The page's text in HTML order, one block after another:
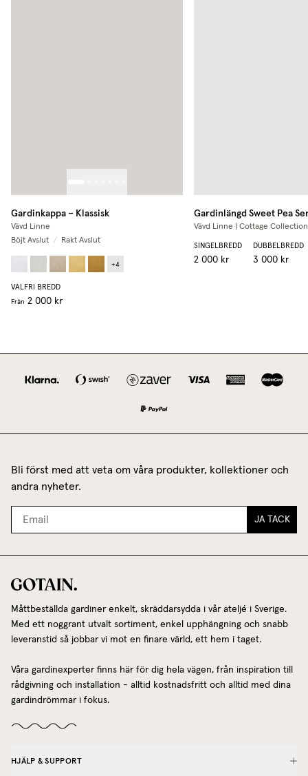
Gardinkappa – Klassisk
Vävd Linne
Böjt Avslut / Rakt Avslut
+4
VALFRI BREDD
Från 2 000 kr
GardinlängdSweet Pea
Vävd Linne | Cottage Collection
SINGELBREDD
2 000 kr
DUBBELBREDD
3 000 kr
Bli först med att veta om våra produkter, kollektioner och
andra nyheter.
JA TACK
Måttbeställda gardiner enkelt, skräddarsydda i vår ateljé i Sverige.
Med ett noggrant utvalt sortiment, enkel upphängning och snabb
leveranstid så jobbar vi mot en finare värld, ett hem i taget.
Våra gardinexperter finns här för dig hela vägen, från inspiration till
rådgivning och installation - alltid kostnadsfritt och alltid med dina
gardindrömmar i fokus.
HJÄLP & SUPPORT